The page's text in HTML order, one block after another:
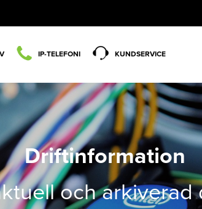
IP-TELEFONI KUNDSERVICE
Driftinformation
och arkiverad